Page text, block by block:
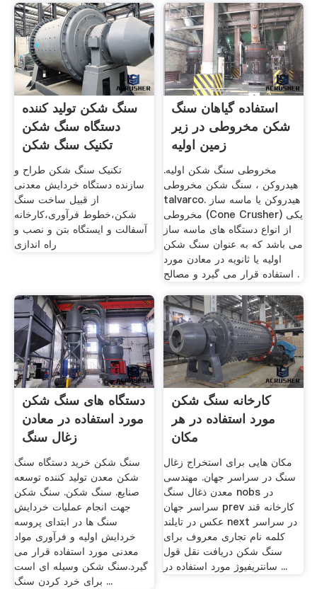
سنگ شکن تولید کننده
دستگاه سنگ شکن
تکنیک سنگ شکن
تکنیک سنگ شکن طراح و
سازنده دستگاه خردایش معدنی
از قبیل ساخت سنگ
شکن،خطوط فرآوری،کارخانه
آسفالت و ایستگاه بتن و نصب و
راه اندازی
استفاده گیاهان سنگ
شکن مخروطی در زیر
زمین اولیه
مخروطی سنگ شکن اولیه.
هیدروکن ، سنگ شکن مخروطی
talvarco. هیدروکن یا ماسه ساز
مخروطی (Cone Crusher) یکی
از انواع دستگاه های ماسه ساز
می باشد که به عنوان سنگ شکن
اولیه یا ثانویه در معادن مورد
استفاده قرار می گیرد و مصالح .
دستگاه های سنگ شکن
مورد استفاده در معادن
زغال سنگ
سنگ شکن خرید دستگاه سنگ
شکن معدن تولید کننده توسعه
صنایع. سنگ شکن. سنگ شکن
جهت انجام عملیات خردایش
سنگ ها در ابتدای پروسه
خردایش اولیه و فرآوری مواد
معدنی مورد استفاده قرار می
گیرد.سنگ‌ شکن وسیله ای است
برای خرد کردن سنگ ...
کارخانه سنگ شکن
مورد استفاده در هر
مکان
مکان هایی برای استخراج زغال
سنگ در سراسر جهان. مهندسی
معدن ذغال سنگ nobs در
سراسر جهان prev کارخانه قند
عکس در تایلند next در سراسر
کلمه نام تجاری معروف برای
سنگ شکن دریافت نقل قول
سانتریفیوژ مورد استفاده در ...